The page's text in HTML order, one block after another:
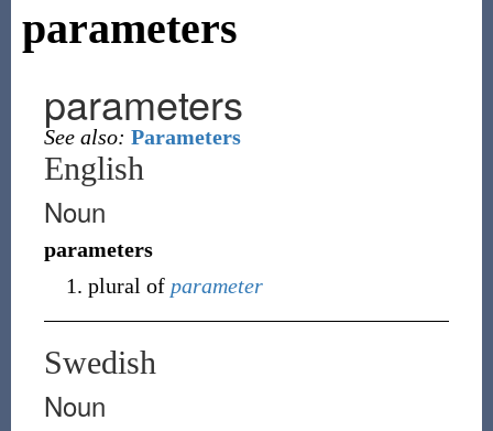
parameters
parameters
See also: Parameters
English
Noun
parameters
plural of parameter
Swedish
Noun